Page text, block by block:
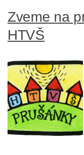
Zveme na
HTVŠ